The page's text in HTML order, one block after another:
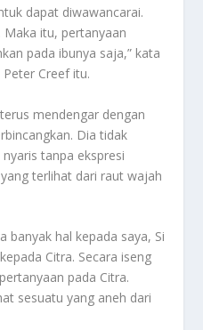
dapat diwawancarai.
Maka itu, pertanyaan
pada ibunya saja,” kata
Creef itu.
mendengar dengan
Dia tidak
tanpa ekspresi
terlihat dari raut wajah
banyak hal kepada saya, Si
Citra. Secara iseng
pada Citra.
sesuatu yang aneh dari